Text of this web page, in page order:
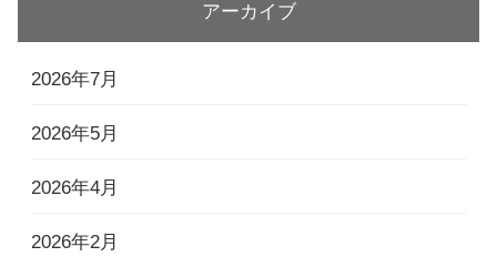
アーカイブ
2026年7月
2026年5月
2026年4月
2026年2月